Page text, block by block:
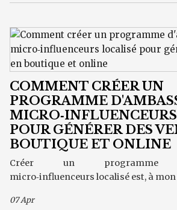
COMMENT CRÉER UN
PROGRAMME
POUR GÉNÉRER DES
BOUTIQUE ET ONLINE
Créer un programme
micro‑influenceurs localisé est, à mon
07 Apr